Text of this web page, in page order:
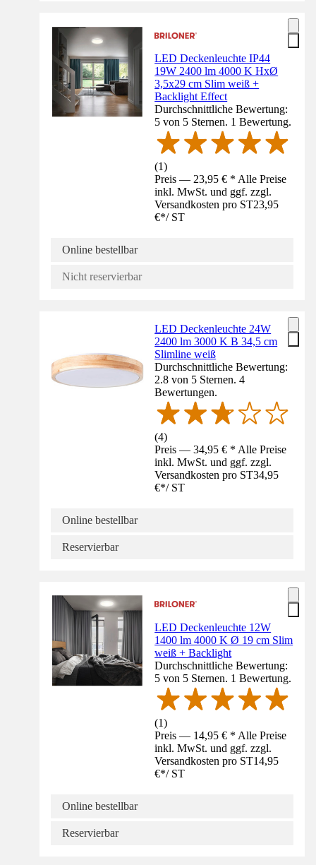
LED Deckenleuchte IP44
19W 2400 lm 4000 K HxØ
3,5x29 cm Slim weiß +
Backlight Effect
Durchschnittliche Bewertung:
5 von 5 Sternen. 1 Bewertung.
(1)
Preis — 23,95 € * Alle Preise
inkl. MwSt. und ggf. zzgl.
Versandkosten pro ST23,95
€*/ ST
Online bestellbar
Nicht reservierbar
LED Deckenleuchte 24W
2400 lm 3000 K B 34,5 cm
Slimline weiß
Durchschnittliche Bewertung:
2.8 von 5 Sternen. 4
Bewertungen.
(4)
Preis — 34,95 € * Alle Preise
inkl. MwSt. und ggf. zzgl.
Versandkosten pro ST34,95
€*/ ST
Online bestellbar
Reservierbar
LED Deckenleuchte 12W
1400 lm 4000 K Ø 19 cm Slim
weiß + Backlight
Durchschnittliche Bewertung:
5 von 5 Sternen. 1 Bewertung.
(1)
Preis — 14,95 € * Alle Preise
inkl. MwSt. und ggf. zzgl.
Versandkosten pro ST14,95
€*/ ST
Online bestellbar
Reservierbar